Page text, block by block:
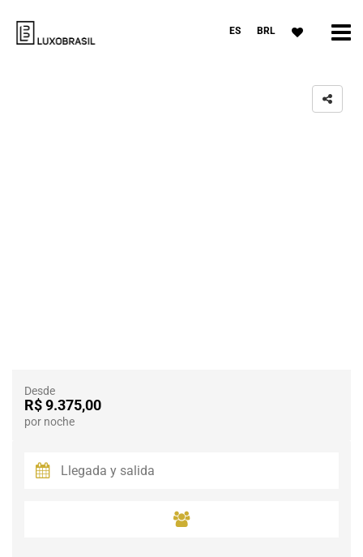
ES BRL
Desde
R$ 9.375,00
por noche